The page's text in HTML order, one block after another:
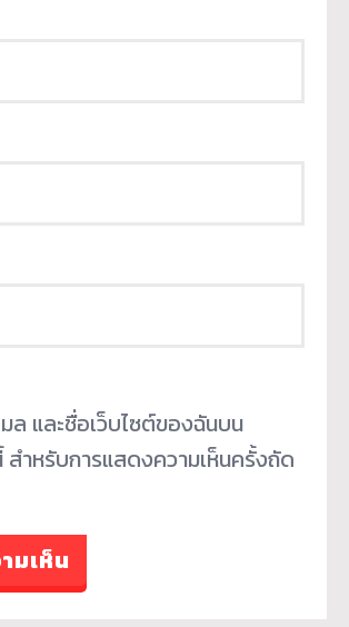
ล และชื่อเว็บไซต์ของฉันบน
สำหรับการแสดงความเห็นครั้งถัด